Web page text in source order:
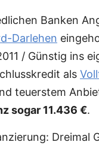
Banken
Darlehen
/ Günstig ins
als
teuerstem
sogar 11.436 €.